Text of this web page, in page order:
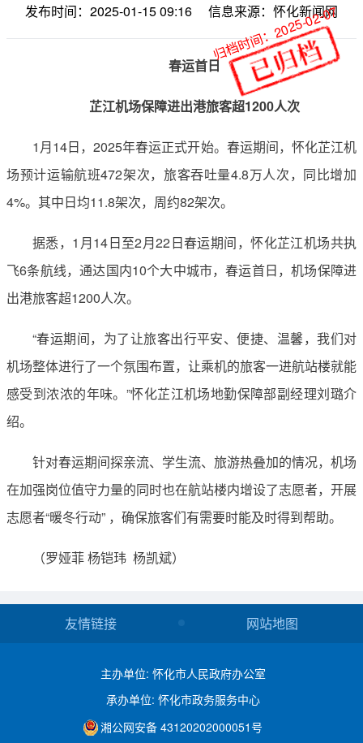
发布时间：2025-01-15 09:16 信息来源：怀化新闻网
春运首日
芷江机场保障进出港旅客超1200人次
1月14日，2025年春运正式开始。春运期间，怀化芷江机
场预计运输航班472架次，旅客吞吐量4.8万人次，同比增加
4%。其中日均11.8架次，周约82架次。
据悉，1月14日至2月22日春运期间，怀化芷江机场共执
飞6条航线，通达国内10个大中城市，春运首日，机场保障进
出港旅客超1200人次。
“春运期间，为了让旅客出行平安、便捷、温馨，我们对
机场整体进行了一个氛围布置，让乘机的旅客一进航站楼就能
感受到浓浓的年味。”怀化芷江机场地勤保障部副经理刘璐介
绍。
针对春运期间探亲流、学生流、旅游热叠加的情况，机场
在加强岗位值守力量的同时也在航站楼内增设了志愿者，开展
志愿者“暖冬行动” ，确保旅客们有需要时能及时得到帮助。
（罗娅菲 杨铠玮 杨凯斌）
友情链接 网站地图
主办单位: 怀化市人民政府办公室
承办单位: 怀化市政务服务中心
湘公网安备 43120202000051号
归档时间：2025-02-07